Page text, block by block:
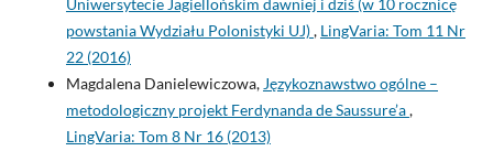
Uniwersytecie Jagiellońskim dawniej i dziś (w 10 rocznicę
powstania Wydziału Polonistyki UJ), LingVaria: Tom 11 Nr
22 (2016)
Magdalena Danielewiczowa, Językoznawstwo ogólne –
metodologiczny projekt Ferdynanda de Saussure’a,
LingVaria: Tom 8 Nr 16 (2013)